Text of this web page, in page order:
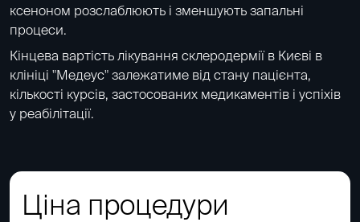
ксеноном розслаблюють і зменшують запальні
процеси.
Кінцева вартість лікування склеродермії в Києві в
клініці "Медеус" залежатиме від стану пацієнта,
кількості курсів, застосованих медикаментів і успіхів
у реабілітації.
Ціна процедури